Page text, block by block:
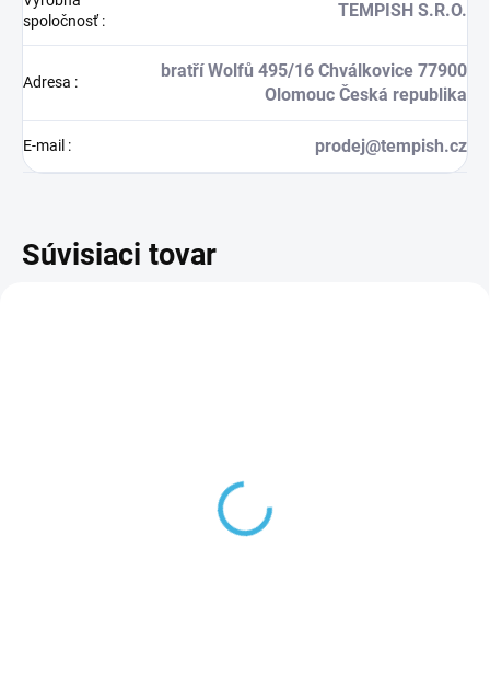
Súvisiaci tovar
spoločnosť: TEMPISH S.R.O.
Adresa :
bratří Wolfů 495/16 Chválkovice 77900
Olomouc Česká republika
E-mail : prodej@tempish.cz